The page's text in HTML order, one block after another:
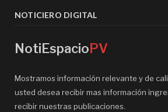
NOTICIERO DIGITAL
NotiEspacio PV
Mostramos información relevante y de
usted desea recibir mas información
recibir nuestras publicaciones.